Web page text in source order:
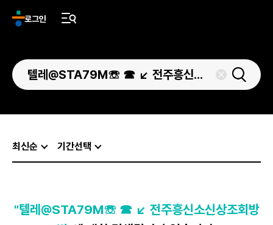
로그인
최신순 기간선택
"텔레@STA79M☏ ☎ ↙ 전주흥신소신상조회방